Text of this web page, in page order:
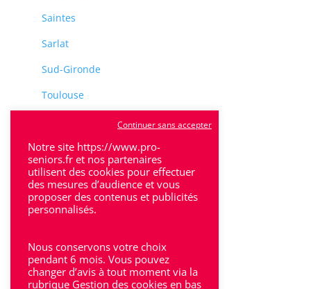
Saintes
Sarlat
Sud-Gironde
Toulouse
Villeneuve-Sur-Lot
Bron
Lyon
Notre site https://www.pro-
seniors.fr et nos partenaires
utilisent des cookies pour effectuer
des mesures d’audience et vous
proposer des contenus et publicités
personnalisés.
Nous conservons votre choix
pendant 6 mois. Vous pouvez
changer d’avis à tout moment via la
rubrique Gestion des cookies en bas
Continuer sans accepter